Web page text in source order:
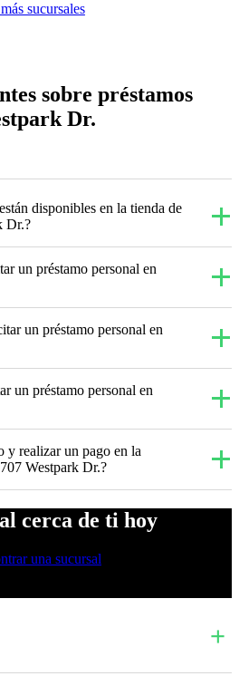
sucursales
sobre préstamos
Dr.
disponibles en la tienda de
Dr.?
un préstamo personal en
un préstamo personal en
un préstamo personal en
y realizar un pago en la
Westpark Dr.?
cerca de ti hoy
una sucursal